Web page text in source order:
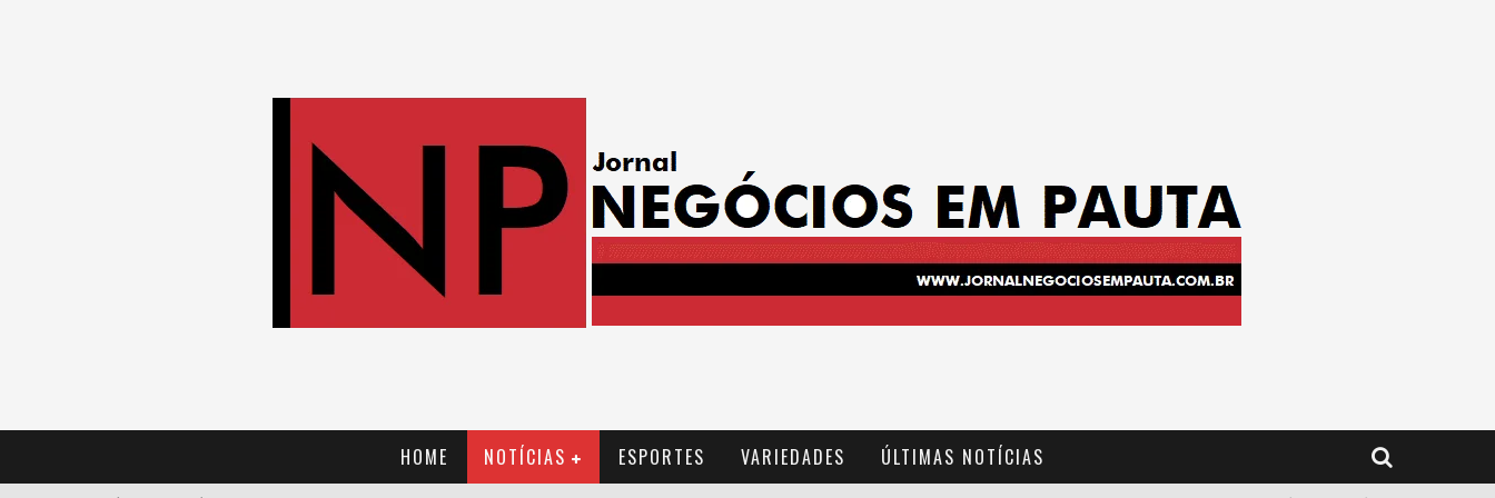
HOME NOTÍCIAS ESPORTES VARIEDADES ÚLTIMAS NOTÍCIAS